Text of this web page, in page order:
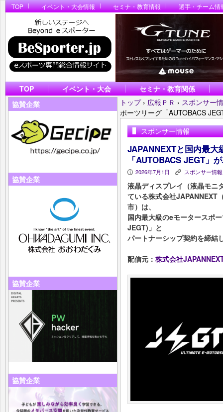
TOP イベント・大会情報 セミナ・教育情報 選手・チーム情
TOP イベント・大会
セミナ・教育関係
協賛企業
協賛企業
協賛企業
協賛企業
トップ › 広報ＰＲ › スポンサー
ポーツリーグ「AUTOBACS
スポンサー情報
JAPANNEXTと国内最
「AUTOBACS JEGT」
P 2026年7月1日 K スポンサー情報
液晶ディスプレイ（液晶モニ
ている株式会社JAPANNEXT
市）は、
国内最大級のeモータースポ
JEGT)」と
パートナーシップ契約を締結
配信元： 株式会社